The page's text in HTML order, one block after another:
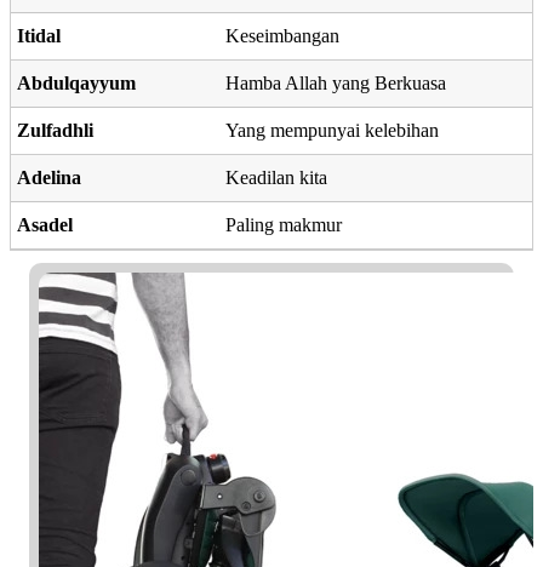
Itidal Keseimbangan
Abdulqayyum Hamba Allah yang Berkuasa
Zulfadhli Yang mempunyai kelebihan
Adelina Keadilan kita
Asadel Paling makmur